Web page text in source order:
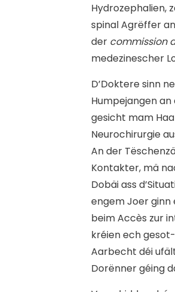
Hydrozephalien,
spinal Agrëffer
der commission
medezinescher
D’Doktere sinn
Humpejangen an
gesicht mam
Neurochirurgie
An der
Kontakter, mä
Dobäi ass
engem Joer
beim Accès zur
kréien ech
Aarbecht déi
Dorënner géing